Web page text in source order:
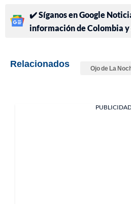
✔️ Síganos en Google
información de Colombia y
Relacionados Ojo de La